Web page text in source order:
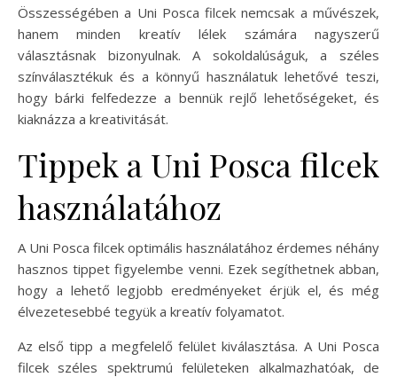
Összességében a Uni Posca filcek nemcsak a művészek,
hanem minden kreatív lélek számára nagyszerű
választásnak bizonyulnak. A sokoldalúságuk, a széles
színválasztékuk és a könnyű használatuk lehetővé teszi,
hogy bárki felfedezze a bennük rejlő lehetőségeket, és
kiaknázza a kreativitását.
Tippek a Uni Posca filcek
használatához
A Uni Posca filcek optimális használatához érdemes néhány
hasznos tippet figyelembe venni. Ezek segíthetnek abban,
hogy a lehető legjobb eredményeket érjük el, és még
élvezetesebbé tegyük a kreatív folyamatot.
Az első tipp a megfelelő felület kiválasztása. A Uni Posca
filcek széles spektrumú felületeken alkalmazhatóak, de